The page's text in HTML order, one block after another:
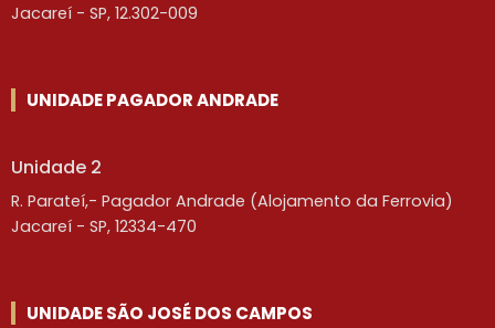
Jacareí - SP, 12.302-009
UNIDADE PAGADOR ANDRADE
Unidade 2
R. Parateí,- Pagador Andrade (Alojamento da Ferrovia)
Jacareí - SP, 12334-470
UNIDADE SÃO JOSÉ DOS CAMPOS